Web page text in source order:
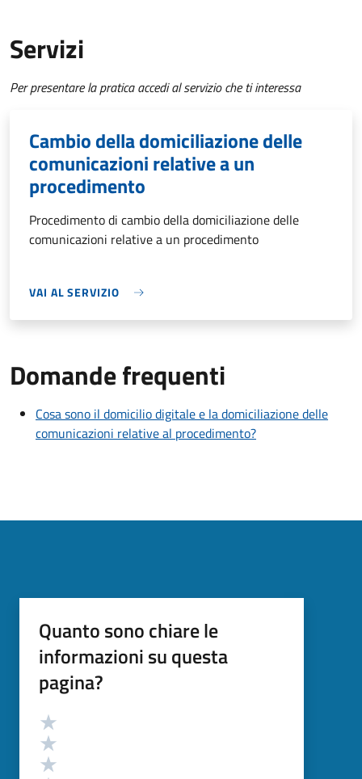
Servizi
Per presentare la pratica accedi al servizio che ti interessa
Cambio della domiciliazione delle
comunicazioni relative a un
procedimento
Procedimento di cambio della domiciliazione delle
comunicazioni relative a un procedimento
VAI AL SERVIZIO
Domande frequenti
Cosa sono il domicilio digitale e la domiciliazione delle
comunicazioni relative al procedimento?
Quanto sono chiare le
informazioni su questa
pagina?
Valutazione